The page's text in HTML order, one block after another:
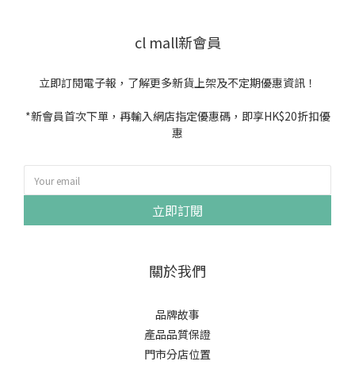
cl mall新會員
立即訂閱電子報，了解更多新貨上架及不定期優惠資訊！
*新會員首次下單，再輸入網店指定優惠碼，即享HK$20折扣優
惠
立即訂閱
關於我們
品牌故事
產品品質保證
門市分店位置